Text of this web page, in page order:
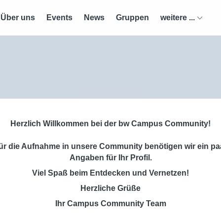
Über uns Events News Gruppen weitere ...
Herzlich Willkommen bei der bw Campus Community!
die Aufnahme in unsere Community benötigen wir ein
Angaben für Ihr Profil.
Viel Spaß beim Entdecken und Vernetzen!
Herzliche Grüße
Ihr Campus Community Team